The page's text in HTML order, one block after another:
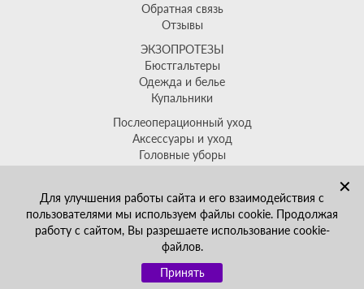
Обратная связь
Отзывы
ЭКЗОПРОТЕЗЫ
Бюстгальтеры
Одежда и белье
Купальники
Послеоперационный уход
Аксессуары и уход
Головные уборы
+7(499)704-64-88
sales@ekzoprotez.ru
Политика обработки
персональных
данных
✕
Для улучшения работы сайта и его взаимодействия с
пользователями мы используем файлы cookie. Продолжая
работу с сайтом, Вы разрешаете использование cookie-
файлов.
Принять